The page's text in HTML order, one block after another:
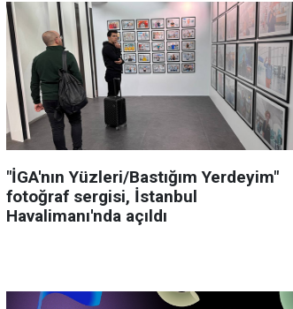
"İGA'nın Yüzleri/Bastığım Yerdeyim"
fotoğraf sergisi, İstanbul
Havalimanı'nda açıldı